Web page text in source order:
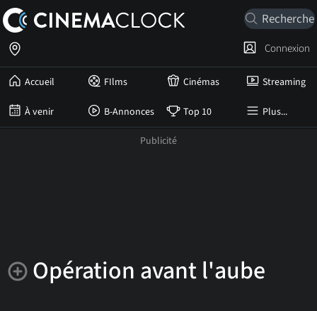
Accueil FIlms Cinémas Streaming
À venir B-Annonces Top 10 Plus...
Connexion
Opération avant l'aube